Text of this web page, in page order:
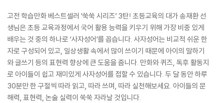
고전 학습만화 베스트셀러 ‘쑥쑥 시리즈’ 3탄! 초등교육의 대가 송재환 선
생님은 초등 교육과정에서 국어 활용 능력을 키우기 위해 가장 비중 있게
배우는 것 중의 하나로 ‘사자성어’를 꼽습니다. 사자성어는 비교적 쉬운 한
자로 구성되어 있고, 일상생활 속에서 많이 쓰이기 때문에 아이의 말하기
와 글쓰기 등의 표현력 향상에 큰 도움을 줍니다. 만화와 퀴즈, 독후 활동지
로 아이들이 쉽고 재미있게 사자성어를 접할 수 있습니다. 두 달 동안 하루
30분만 한 구절씩 따라 읽고, 따라 쓰며, 따라 실천해보세요. 아이들의 문
해력, 표현력, 논술 실력이 쑥쑥 자라날 것입니다.